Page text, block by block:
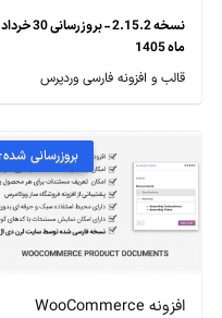
نسخه 2.15.2 - بروزرسانی 30 خرداد
ماه 1405
قالب و افزونه فارسی وردپرس
بروزرسانی شده
افزونه WooCommerce